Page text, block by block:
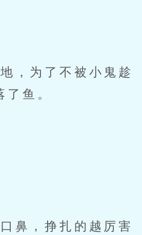
，为了不被小鬼趁
鱼。
鼻，挣扎的越厉害